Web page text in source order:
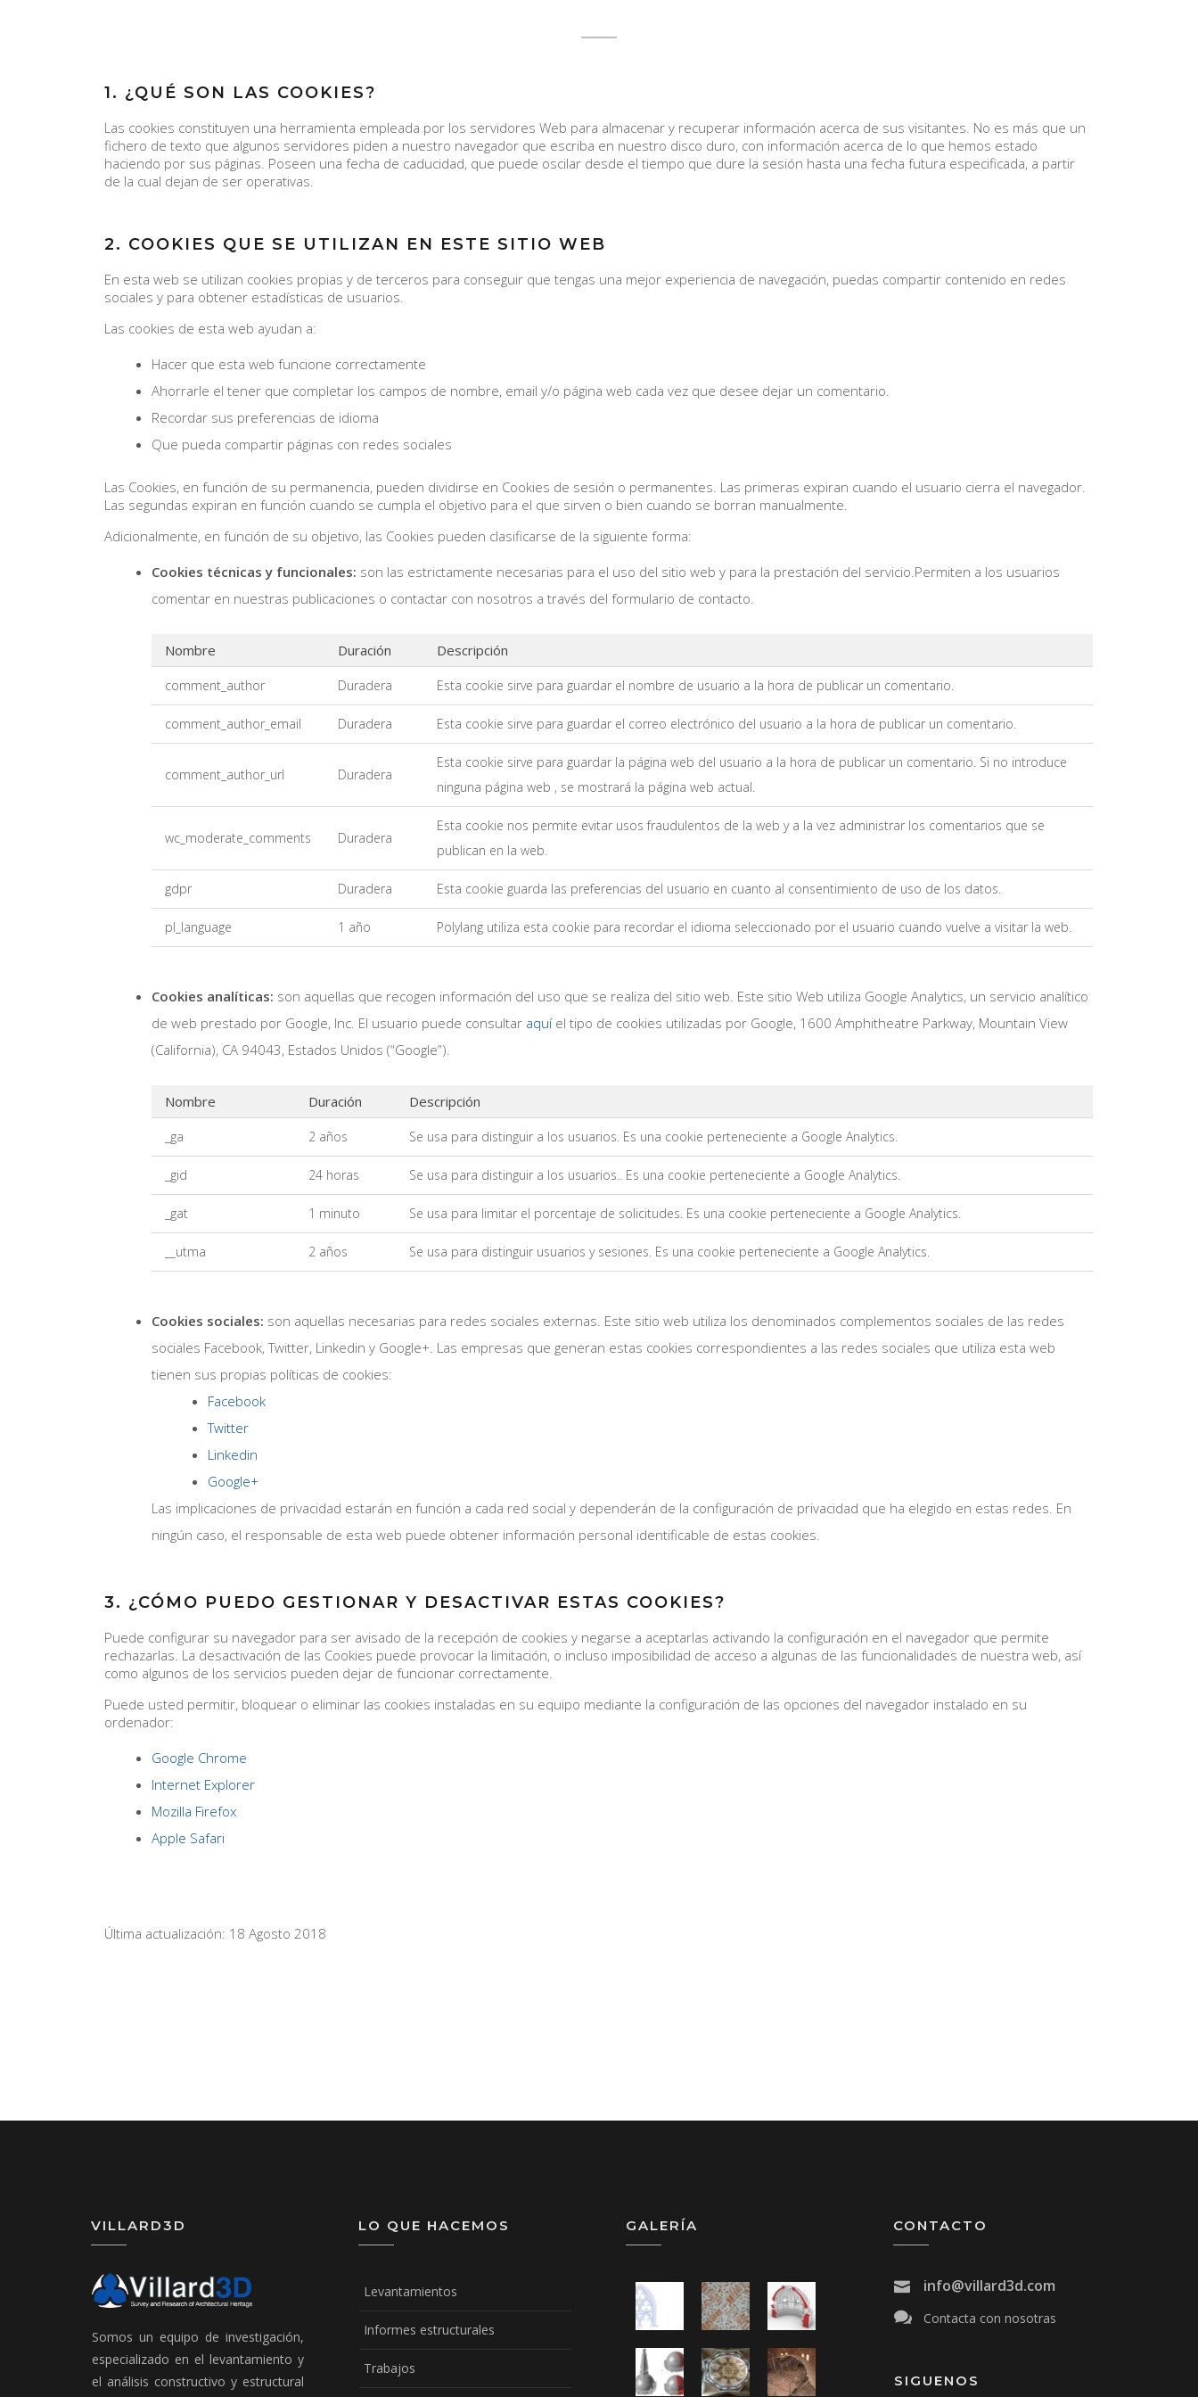
1. ¿QUÉ SON LAS COOKIES?
Las cookies constituyen una herramienta empleada por los servidores Web para almacenar y recuperar información acerca de sus visitantes. No es más que un
fichero de texto que algunos servidores piden a nuestro navegador que escriba en nuestro disco duro, con información acerca de lo que hemos estado
haciendo por sus páginas. Poseen una fecha de caducidad, que puede oscilar desde el tiempo que dure la sesión hasta una fecha futura especificada, a partir
de la cual dejan de ser operativas.
2. COOKIES QUE SE UTILIZAN EN ESTE SITIO WEB
En esta web se utilizan cookies propias y de terceros para conseguir que tengas una mejor experiencia de navegación, puedas compartir contenido en redes
sociales y para obtener estadísticas de usuarios.
Las cookies de esta web ayudan a:
Hacer que esta web funcione correctamente
Ahorrarle el tener que completar los campos de nombre, email y/o página web cada vez que desee dejar un comentario.
Recordar sus preferencias de idioma
Que pueda compartir páginas con redes sociales
Las Cookies, en función de su permanencia, pueden dividirse en Cookies de sesión o permanentes. Las primeras expiran cuando el usuario cierra el navegador.
Las segundas expiran en función cuando se cumpla el objetivo para el que sirven o bien cuando se borran manualmente.
Adicionalmente, en función de su objetivo, las Cookies pueden clasificarse de la siguiente forma:
Cookies técnicas y funcionales: son las estrictamente necesarias para el uso del sitio web y para la prestación del servicio.Permiten a los usuarios
comentar en nuestras publicaciones o contactar con nosotros a través del formulario de contacto.
Nombre Duración Descripción
comment_author Duradera Esta cookie sirve para guardar el nombre de usuario a la hora de publicar un comentario.
comment_author_email Duradera Esta cookie sirve para guardar el correo electrónico del usuario a la hora de publicar un comentario.
comment_author_url Duradera
Esta cookie sirve para guardar la página web del usuario a la hora de publicar un comentario. Si no introduce
ninguna página web , se mostrará la página web actual.
wc_moderate_comments Duradera
Esta cookie nos permite evitar usos fraudulentos de la web y a la vez administrar los comentarios que se
publican en la web.
gdpr Duradera Esta cookie guarda las preferencias del usuario en cuanto al consentimiento de uso de los datos.
pl_language 1 año Polylang utiliza esta cookie para recordar el idioma seleccionado por el usuario cuando vuelve a visitar la web.
Cookies analíticas: son aquellas que recogen información del uso que se realiza del sitio web. Este sitio Web utiliza Google Analytics, un servicio analítico
de web prestado por Google, Inc. El usuario puede consultar aquíel tipo de cookies utilizadas por Google, 1600 Amphitheatre Parkway, Mountain View
(California), CA 94043, Estados Unidos (“Google”).
Nombre Duración Descripción
_ga 2 años Se usa para distinguir a los usuarios. Es una cookie perteneciente a Google Analytics.
_gid 24 horas Se usa para distinguir a los usuarios.. Es una cookie perteneciente a Google Analytics.
_gat 1 minuto Se usa para limitar el porcentaje de solicitudes. Es una cookie perteneciente a Google Analytics.
__utma 2 años Se usa para distinguir usuarios y sesiones. Es una cookie perteneciente a Google Analytics.
Cookies sociales: son aquellas necesarias para redes sociales externas. Este sitio web utiliza los denominados complementos sociales de las redes
sociales Facebook, Twitter, Linkedin y Google+. Las empresas que generan estas cookies correspondientes a las redes sociales que utiliza esta web
tienen sus propias políticas de cookies:
Facebook
Twitter
Linkedin
Google+
Las implicaciones de privacidad estarán en función a cada red social y dependerán de la configuración de privacidad que ha elegido en estas redes. En
ningún caso, el responsable de esta web puede obtener información personal identificable de estas cookies.
3. ¿CÓMO PUEDO GESTIONAR Y DESACTIVAR ESTAS COOKIES?
Puede configurar su navegador para ser avisado de la recepción de cookies y negarse a aceptarlas activando la configuración en el navegador que permite
rechazarlas. La desactivación de las Cookies puede provocar la limitación, o incluso imposibilidad de acceso a algunas de las funcionalidades de nuestra web, así
como algunos de los servicios pueden dejar de funcionar correctamente.
Puede usted permitir, bloquear o eliminar las cookies instaladas en su equipo mediante la configuración de las opciones del navegador instalado en su
ordenador:
Google Chrome
Internet Explorer
Mozilla Firefox
Apple Safari
Última actualización: 18 Agosto 2018
VILLARD3D
Somos un equipo de investigación,
especializado en el levantamiento y
el análisis constructivo y estructural
LO QUE HACEMOS
Levantamientos
Informes estructurales
Trabajos
GALERÍA CONTACTO
info@villard3d.com
Contacta con nosotras
SIGUENOS